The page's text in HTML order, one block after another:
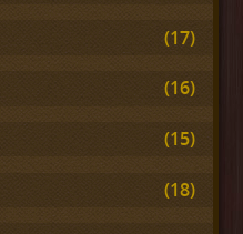
(17)
(16)
(15)
(18)